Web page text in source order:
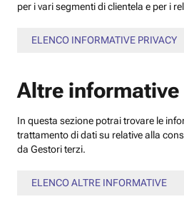
per i vari segmenti di clientela e per i
ELENCO INFORMATIVE PRIVACY
Altre
In questa sezione potrai trovare le
trattamento di dati su relative alla
da Gestori terzi.
ELENCO ALTRE INFORMATIVE